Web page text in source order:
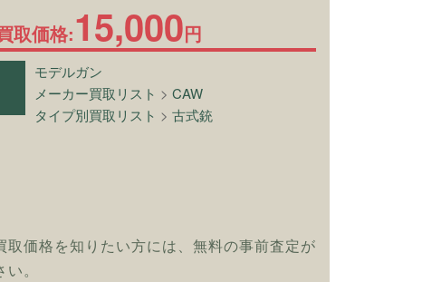
取価格:15,000円
モデルガン
メーカー買取リスト >CAW
タイプ別買取リスト >古式銃
価格を知りたい方には、無料の事前査定が
。